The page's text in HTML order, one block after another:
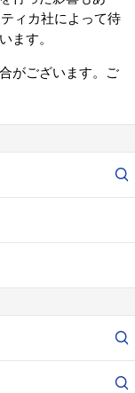
ィカ社によって待
ます。
がございます。ご